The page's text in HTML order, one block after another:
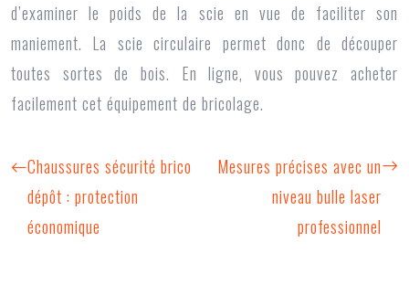
d’examiner le poids de la scie en vue de faciliter son
maniement. La scie circulaire permet donc de découper
toutes sortes de bois. En ligne, vous pouvez acheter
facilement cet équipement de bricolage.
Chaussures sécurité brico
dépôt : protection
économique
Mesures précises avec un
niveau bulle laser
professionnel